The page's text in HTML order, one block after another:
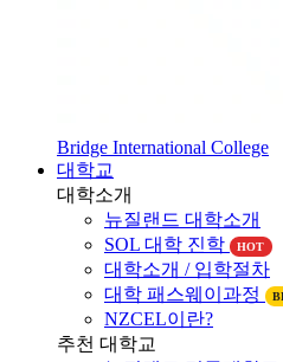
대학교
대학소개
뉴질랜드 대학소개
SOL 대학 진학
HOT
대학소개 / 입학절차
대학 패스웨이과정
NZCEL이란?
추천 대학교
뉴질랜드 명문대학교